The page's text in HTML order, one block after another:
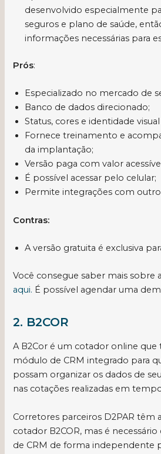
desenvolvido especialmente
seguros e plano de saúde,
informações necessárias para
Prós:
Especializado no mercado de
Banco de dados direcionado;
Status, cores e identidade
Fornece treinamento e
da implantação;
Versão paga com valor
É possível acessar pelo celular;
Permite integrações com
Contras:
A versão gratuita é exclusiva
Você consegue saber mais sobre
aqui. É possível agendar uma
2. B2COR
A B2Cor é um cotador online
módulo de CRM integrado para
possam organizar os dados de
nas cotações realizadas em
Corretores parceiros D2PAR têm
cotador B2COR, mas é
de CRM de forma independente